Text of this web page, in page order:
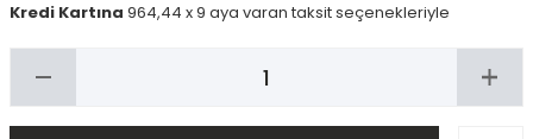
Kredi Kartına 964,44 x 9 aya varan taksit seçenekleriyle